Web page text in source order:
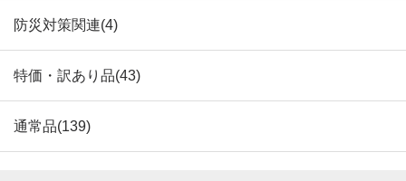
防災対策関連(4)
特価・訳あり品(43)
通常品(139)